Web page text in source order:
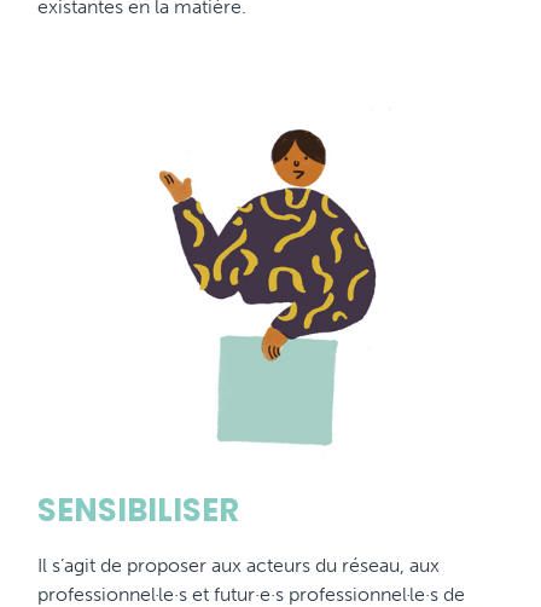
existantes en la matière.
SENSIBILISER
Il s’agit de proposer aux acteurs du réseau, aux
professionnel·le·s et futur·e·s professionnel·le·s de